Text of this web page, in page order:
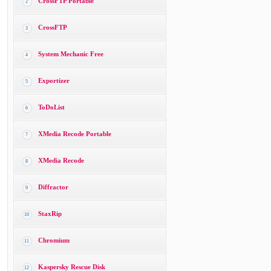
2
3 CrossFTP
4 System Mechanic Free
5 Exportizer
6 ToDoList
7 XMedia Recode Portable
8 XMedia Recode
9 Diffractor
10 StaxRip
11 Chromium
12 Kaspersky Rescue Disk